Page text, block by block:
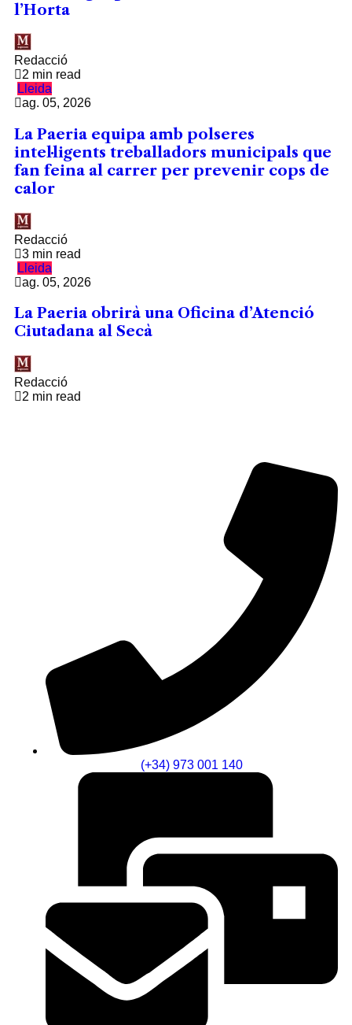
l’Horta
Redacció
2 min read
Lleida
ag. 05, 2026
La Paeria equipa amb polseres
intel·ligents treballadors municipals que
fan feina al carrer per prevenir cops de
calor
Redacció
3 min read
Lleida
ag. 05, 2026
La Paeria obrirà una Oficina d’Atenció
Ciutadana al Secà
Redacció
2 min read
(+34) 973 001 140